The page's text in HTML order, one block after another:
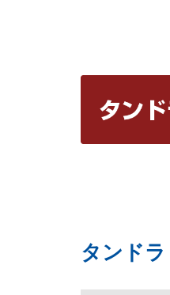
タンド